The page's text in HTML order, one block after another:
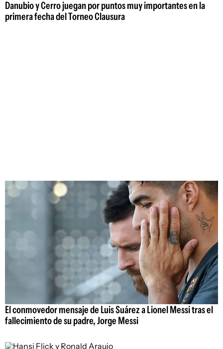
Danubio y Cerro juegan por puntos muy importantes en la
primera fecha del Torneo Clausura
El conmovedor mensaje de Luis Suárez a Lionel Messi tras el
fallecimiento de su padre, Jorge Messi